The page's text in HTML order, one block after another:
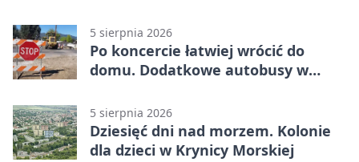
5 sierpnia 2026
Po koncercie łatwiej wrócić do
domu. Dodatkowe autobusy w
5 sierpnia 2026
Dziesięć dni nad morzem. Kolonie
dla dzieci w Krynicy Morskiej